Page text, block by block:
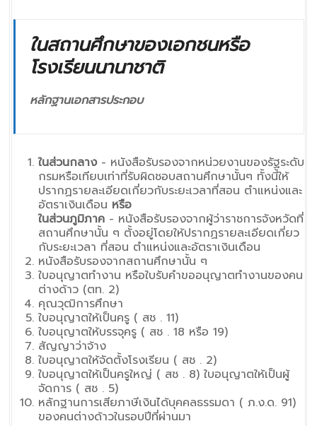
ในสถานศึกษาของเอกชนหรือ
โรงเรียนนานาชาติ
หลักฐานเอกสารประกอบ
ในส่วนกลาง - หนังสือรับรองจากหน่วยงานของรัฐระดับ
กรมหรือเทียบเท่าที่รับผิดชอบสถานศึกษานั้นๆ ทั้งนี้ให้
ปรากฏรายละเอียดเกี่ยวกับระยะเวลาที่สอน ตำแหน่งและ
อัตราเงินเดือน หรือ
ในส่วนภูมิภาค - หนังสือรับรองจากผู้ว่าราชการจังหวัดที่
สถานศึกษานั้น ๆ ตั้งอยู่โดยให้ปรากฏรายละเอียดเกี่ยว
กับระยะเวลา ที่สอน ตำแหน่งและอัตราเงินเดือน
หนังสือรับรองจากสถานศึกษานั้น ๆ
ใบอนุญาตทำงาน หรือใบรับคำขออนุญาตทำงานของคน
ต่างด้าว (ตท. 2)
คุณวุฒิการศึกษา
ใบอนุญาตให้เป็นครู ( สช . 11)
ใบอนุญาตให้บรรจุครู ( สช . 18 หรือ 19)
สัญญาว่าจ้าง
ใบอนุญาตให้จัดตั้งโรงเรียน ( สช . 2)
ใบอนุญาตให้เป็นครูใหญ่ ( สช . 8) ใบอนุญาตให้เป็นผู้
จัดการ ( สช . 5)
หลักฐานการเสียภาษีเงินได้บุคคลธรรมดา ( ภ.ง.ด. 91)
ของคนต่างด้าวในรอบปีที่ผ่านมา